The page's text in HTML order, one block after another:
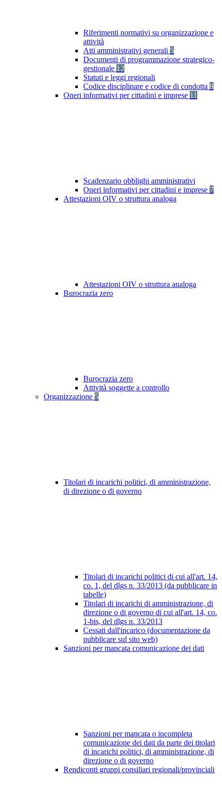
Riferimenti normativi su organizzazione e
attività
Atti amministrativi generali 5
Documenti di programmazione strategico-
gestionale 12
Statuti e leggi regionali
Codice disciplinare e codice di condotta 8
Oneri informativi per cittadini e imprese 11
Scadenzario obblighi amministrativi
Oneri informativi per cittadini e imprese 7
Attestazioni OIV o struttura analoga
Attestazioni OIV o struttura analoga
Burocrazia zero
Burocrazia zero
Attività soggette a controllo
Organizzazione 5
Titolari di incarichi politici, di amministrazione,
di direzione o di governo
Titolari di incarichi politici di cui all'art. 14,
co. 1, del dlgs n. 33/2013 (da pubblicare in
tabelle)
Titolari di incarichi di amministrazione, di
direzione o di governo di cui all'art. 14, co.
1-bis, del dlgs n. 33/2013
Cessati dall'incarico (documentazione da
pubblicare sul sito web)
Sanzioni per mancata comunicazione dei dati
Sanzioni per mancata o incompleta
comunicazione dei dati da parte dei titolari
di incarichi politici, di amministrazione, di
direzione o di governo
Rendiconti gruppi consiliari regionali/provinciali